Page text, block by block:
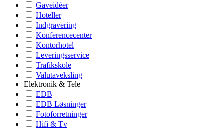
Gaveidéer
Hoteller
Indgravering
Konferencecenter
Kontorhotel
Leveringsservice
Trafikskole
Valutaveksling
Elektronik & Tele
EDB
EDB Løsninger
Fotoforretninger
Hifi & Tv